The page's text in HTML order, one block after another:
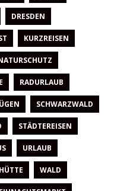
DRESDEN
KURZREISEN
RADURLAUB
SCHWARZWALD
STÄDTEREISEN
URLAUB
WALD